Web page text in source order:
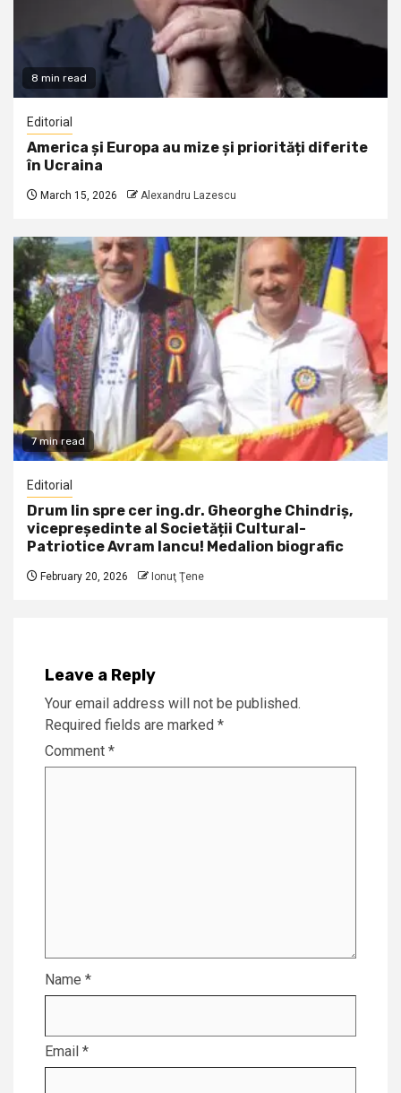
8 min read
Editorial
America și Europa au mize și priorități diferite
în Ucraina
March 15, 2026 Alexandru Lazescu
7 min read
Editorial
Drum lin spre cer ing.dr. Gheorghe Chindriș,
vicepreședinte al Societății Cultural-
Patriotice Avram Iancu! Medalion biografic
February 20, 2026 Ionuţ Ţene
Leave a Reply
Your email address will not be published.
Required fields are marked *
Comment *
Name *
Email *